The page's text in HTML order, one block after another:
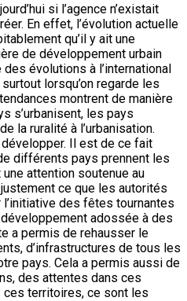
si l’agence n’existait
En effet, l’évolution actuelle
qu’il y ait une
de développement urbain
évolutions à l’international
lorsqu’on regarde les
montrent de manière
s’urbanisent, les pays
la ruralité à l’urbanisation.
Il est de ce fait
différents pays prennent les
attention soutenue au
ce que les autorités
des fêtes tournantes
adossée à des
a permis de rehausser le
d’infrastructures de tous les
pays. Cela a permis aussi de
des attentes dans ces
territoires, ce sont les